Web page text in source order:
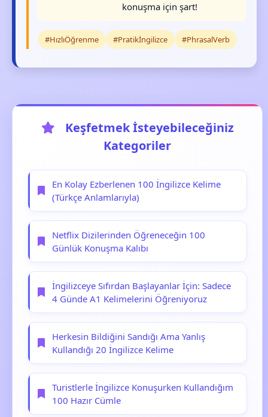
konuşma için şart!
#HızlıÖğrenme #Pratikİngilizce #PhrasalVerb
Keşfetmek İsteyebileceğiniz
Kategoriler
En Kolay Ezberlenen 100 İngilizce Kelime
(Türkçe Anlamlarıyla)
Netflix Dizilerinden Öğreneceğin 100
Günlük Konuşma Kalıbı
İngilizceye Sıfırdan Başlayanlar İçin: Sadece
4 Günde A1 Kelimelerini Öğreniyoruz
Herkesin Bildiğini Sandığı Ama Yanlış
Kullandığı 20 İngilizce Kelime
Turistlerle İngilizce Konuşurken Kullandığım
100 Hazır Cümle